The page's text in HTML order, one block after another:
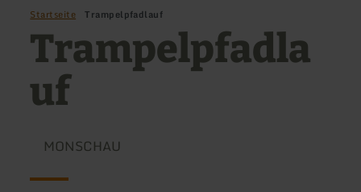
Startseite Trampelpfadlauf
Trampelpfadla
uf
MONSCHAU